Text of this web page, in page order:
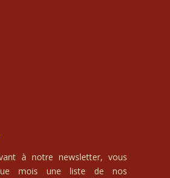
à notre newsletter, vous
mois une liste de nos